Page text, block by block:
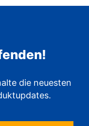
die neuesten